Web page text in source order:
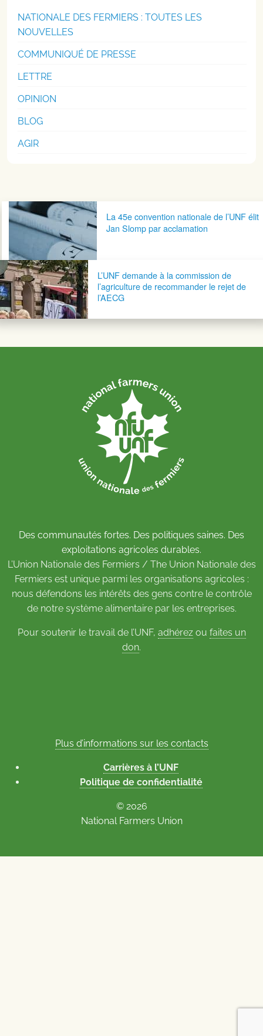
NATIONALE DES FERMIERS : TOUTES LES
NOUVELLES
COMMUNIQUÉ DE PRESSE
LETTRE
OPINION
BLOG
AGIR
Navigation postaleLa 45e convention nationale de l’UNF élit
Jan Slomp par acclamation
L’UNF demande à la commission de
l’agriculture de recommander le rejet de
l’AECG
Des communautés fortes. Des politiques saines. Des
exploitations agricoles durables.
L’Union Nationale des Fermiers / The Union Nationale des
Fermiers est unique parmi les organisations agricoles :
nous défendons les intérêts des gens contre le contrôle
de notre système alimentaire par les entreprises.
Pour soutenir le travail de l’UNF, adhérezou faites un
don.
Plus d’informations sur les contacts
Carrières à l’UNF
Politique de confidentialité
© 2026
National Farmers Union